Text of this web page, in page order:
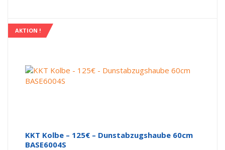
AKTION !
KKT Kolbe – 125€ – Dunstabzugshaube 60cm
BASE6004S